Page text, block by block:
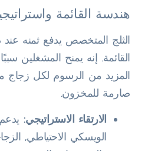
هندسة القائمة
الثلج المتخصص يدفع ثمنه
القائمة. إنه يمنح المشغلين
المزيد من الرسوم لكل
صارمة للمخزون.
الارتقاء الاستراتيجي:
الويسكي الاحتياطي,